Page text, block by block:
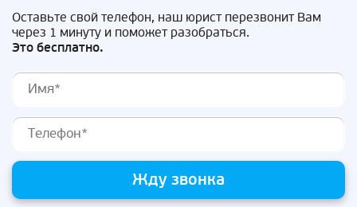
Оставьте свой телефон, наш юрист перезвонит Вам
через 1 минуту и поможет разобраться.
Это бесплатно.
Жду звонка